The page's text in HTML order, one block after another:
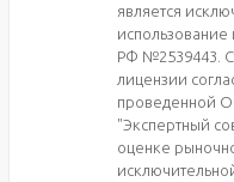
является
использование
РФ №2539443.
лицензии
проведенной
"Экспертный
оценке